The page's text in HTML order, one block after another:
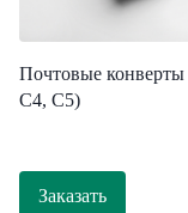
Почтовые конверты
С4, С5)
Заказать